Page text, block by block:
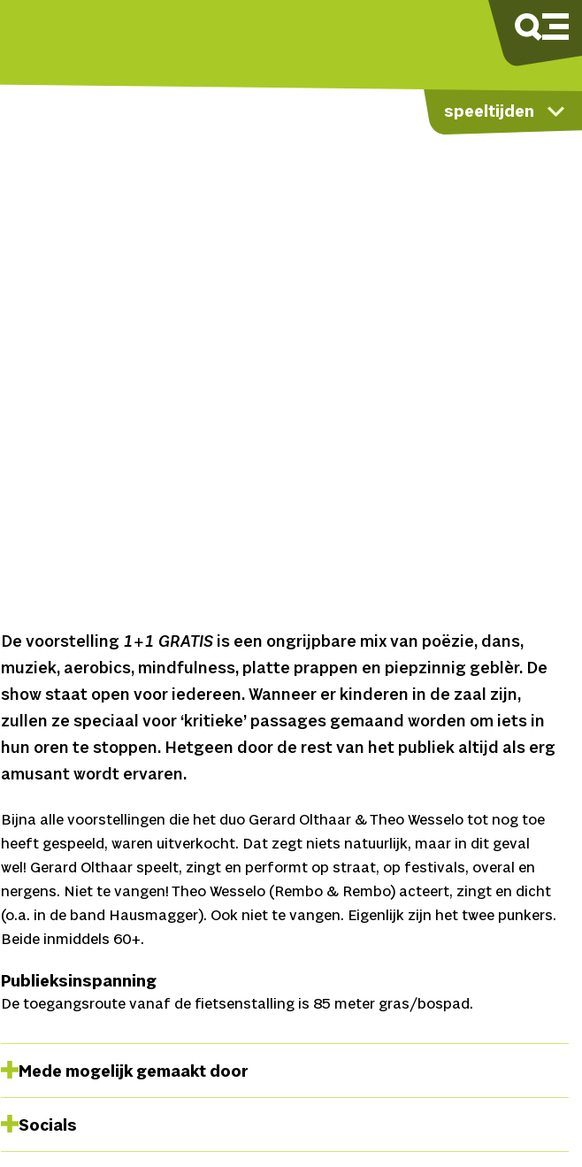
speeltijden
De voorstelling 1+1 GRATIS is een ongrijpbare mix van poëzie, dans,
muziek, aerobics, mindfulness, platte prappen en piepzinnig geblèr. De
show staat open voor iedereen. Wanneer er kinderen in de zaal zijn,
zullen ze speciaal voor ‘kritieke’ passages gemaand worden om iets in
hun oren te stoppen. Hetgeen door de rest van het publiek altijd als erg
amusant wordt ervaren.
Bijna alle voorstellingen die het duo Gerard Olthaar & Theo Wesselo tot nog toe
heeft gespeeld, waren uitverkocht. Dat zegt niets natuurlijk, maar in dit geval
wel! Gerard Olthaar speelt, zingt en performt op straat, op festivals, overal en
nergens. Niet te vangen! Theo Wesselo (Rembo & Rembo) acteert, zingt en dicht
(o.a. in de band Hausmagger). Ook niet te vangen. Eigenlijk zijn het twee punkers.
Beide inmiddels 60+.
Publieksinspanning
De toegangsroute vanaf de fietsenstalling is 85 meter gras/bospad.
Mede mogelijk gemaakt door
Socials